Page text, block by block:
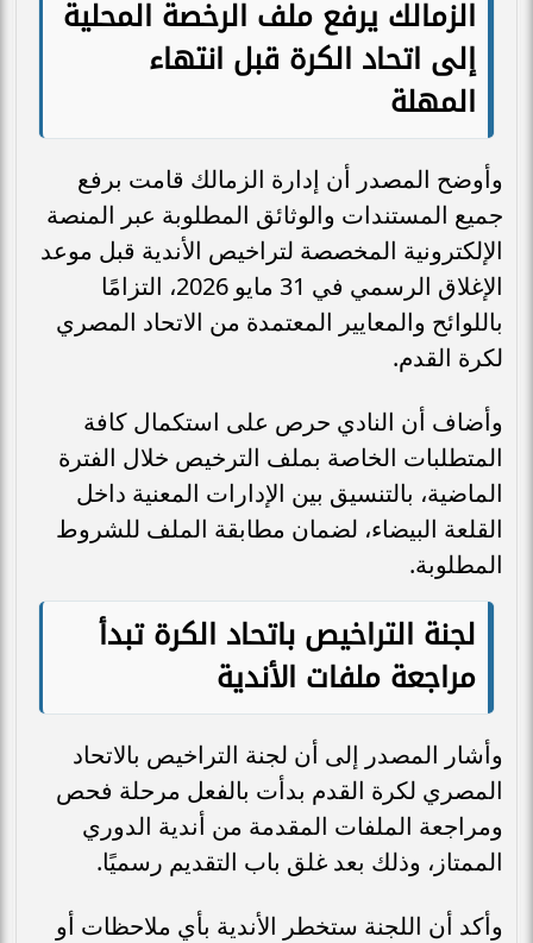
الزمالك يرفع ملف الرخصة المحلية
إلى اتحاد الكرة قبل انتهاء
المهلة
وأوضح المصدر أن إدارة الزمالك قامت برفع
جميع المستندات والوثائق المطلوبة عبر المنصة
الإلكترونية المخصصة لتراخيص الأندية قبل موعد
الإغلاق الرسمي في 31 مايو 2026، التزامًا
باللوائح والمعايير المعتمدة من الاتحاد المصري
لكرة القدم.
وأضاف أن النادي حرص على استكمال كافة
المتطلبات الخاصة بملف الترخيص خلال الفترة
الماضية، بالتنسيق بين الإدارات المعنية داخل
القلعة البيضاء، لضمان مطابقة الملف للشروط
المطلوبة.
لجنة التراخيص باتحاد الكرة تبدأ
مراجعة ملفات الأندية
وأشار المصدر إلى أن لجنة التراخيص بالاتحاد
المصري لكرة القدم بدأت بالفعل مرحلة فحص
ومراجعة الملفات المقدمة من أندية الدوري
الممتاز، وذلك بعد غلق باب التقديم رسميًا.
وأكد أن اللجنة ستخطر الأندية بأي ملاحظات أو